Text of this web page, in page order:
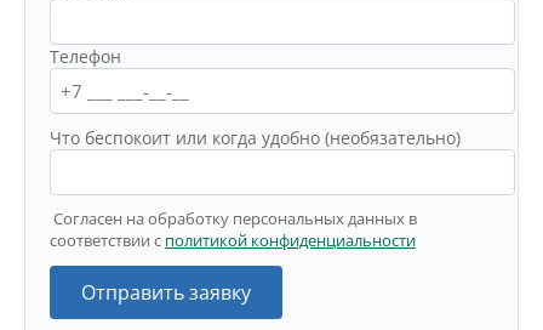
Телефон
Что беспокоит или когда удобно (необязательно)
Согласен на обработку персональных данных в
соответствии с политикой конфиденциальности
Отправить заявку